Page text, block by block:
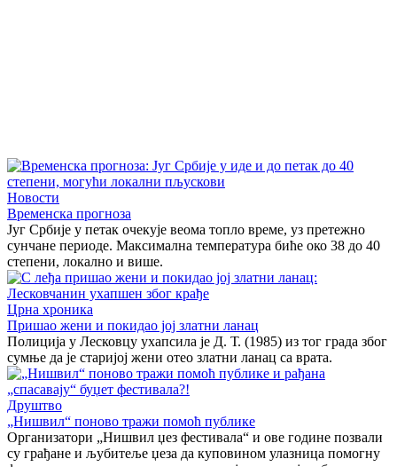
Новости
Временска прогноза
Југ Србије у петак очекује веома топло време, уз претежно
сунчане периоде. Максимална температура биће око 38 до 40
степени, локално и више.
Црна хроника
Пришао жени и покидао јој златни ланац
Полиција у Лесковцу ухапсила је Д. Т. (1985) из тог града због
сумње да је старијој жени отео златни ланац са врата.
Друштво
„Нишвил“ поново тражи помоћ публике
Организатори „Нишвил џез фестивала“ и ове године позвали
су грађане и љубитеље џеза да куповином улазница помогну